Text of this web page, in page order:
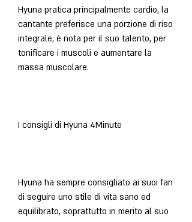
Hyuna pratica principalmente cardio, la
cantante preferisce una porzione di riso
integrale, è nota per il suo talento, per
tonificare i muscoli e aumentare la
massa muscolare.
I consigli di Hyuna 4Minute
Hyuna ha sempre consigliato ai suoi fan
di seguire uno stile di vita sano ed
equilibrato, soprattutto in merito al suo